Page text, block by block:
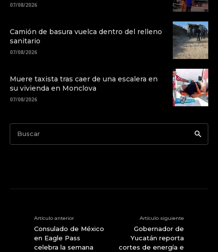
07/08/2026
Camión de basura vuelca dentro del relleno
sanitario
07/08/2026
Muere taxista tras caer de una escalera en
su vivienda en Monclova
07/08/2026
Buscar
Artículo anterior
Consulado de México
en Eagle Pass
celebra la semana
Artículo siguiente
Gobernador de
Yucatán reporta
cortes de energía e